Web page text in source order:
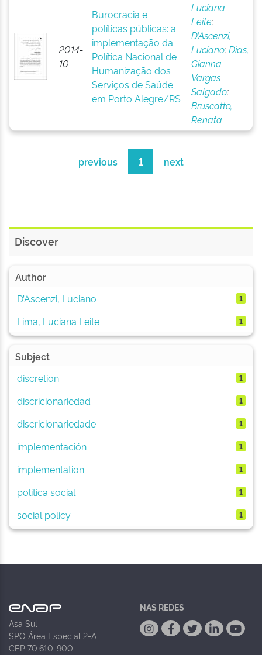
2014-
10
Burocracia e
políticas públicas: a
implementação da
Política Nacional de
Humanização dos
Serviços de Saúde
em Porto Alegre/RS
Luciana
Leite;
D’Ascenzi,
Luciano;Dias,
Gianna
Vargas
Salgado;
Bruscatto,
Renata
previous 1 next
Discover
Author
D’Ascenzi, Luciano
1
Lima, Luciana Leite 1
Subject
discretion
1
discricionariedad 1
discricionariedade 1
implementación 1
implementation 1
política social 1
social policy 1
Asa Sul
SPO Área Especial 2-A
CEP 70.610-900
NAS REDES